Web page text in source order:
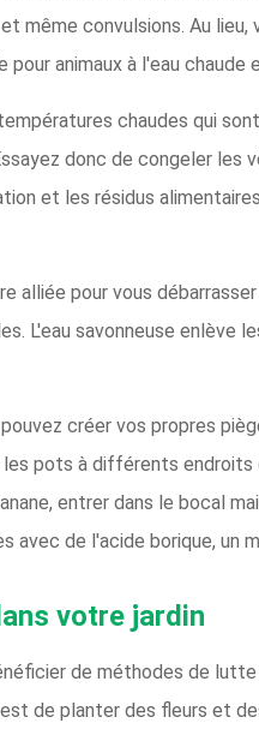
même convulsions. Au
animaux à l'eau
chaudes qui
donc de congeler les
et les résidus
alliée pour vous
L'eau savonneuse enlève
créer vos propres
pots à différents
entrer dans le bocal
avec de l'acide borique, un
votre jardin
de méthodes de
de planter des fleurs et